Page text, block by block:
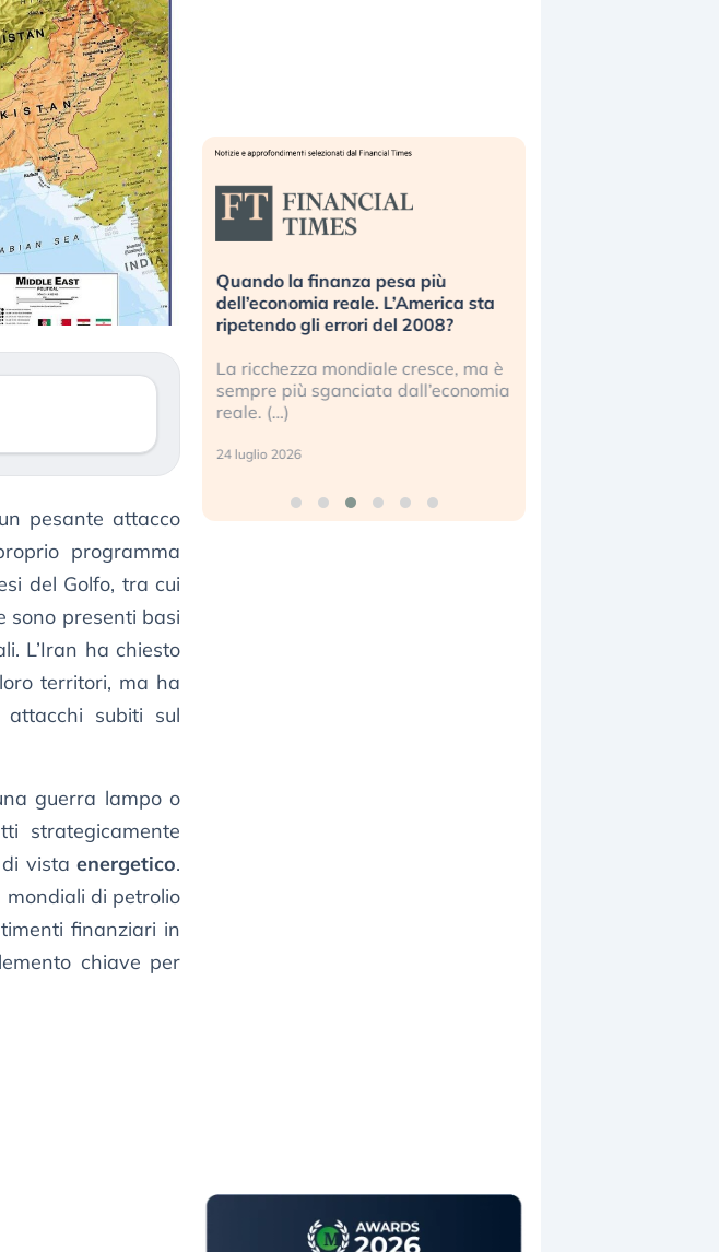
pesante attacco
programma
del Golfo, tra cui
sono presenti basi
L’Iran ha chiesto
territori, ma ha
subiti sul
guerra lampo o
strategicamente
di vistaenergetico.
di petrolio
finanziari in
chiave per
Investitori
dopo lo scoppio
gli investitori retail (…)
Quando la finanza pesa più
dell’economia reale. L’America sta
ripetendo gli errori del 2008?
La ricchezza mondiale cresce, ma è
sempre più sganciata dall’economia
reale. (…)
24 luglio 2026